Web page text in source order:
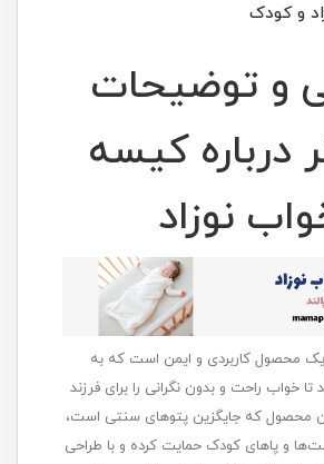
و کودک
و توضیحات
درباره کیسه
نوزاد
یک محصول کاربردی و ایمن است که به
خواب راحت و بدون نگرانی را برای فرزند
محصول که جایگزین پتوهای سنتی است،
و پاهای کودک حمایت کرده و با طراحی